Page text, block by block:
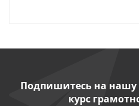
Подпишитесь на нашу
курс